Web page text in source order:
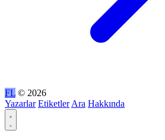
FL © 2026
Yazarlar Etiketler Ara Hakkında